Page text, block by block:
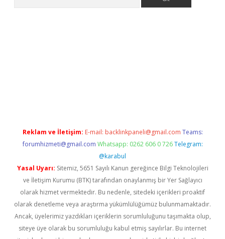
Reklam ve İletişim: E-mail: backlinkpaneli@gmail.com Teams:
forumhizmeti@gmail.com Whatsapp: 0262 606 0 726 Telegram:
@karabul
Yasal Uyarı: Sitemiz, 5651 Sayılı Kanun gereğince Bilgi Teknolojileri
ve İletişim Kurumu (BTK) tarafından onaylanmış bir Yer Sağlayıcı
olarak hizmet vermektedir. Bu nedenle, sitedeki içerikleri proaktif
olarak denetleme veya araştırma yükümlülüğümüz bulunmamaktadır.
Ancak, üyelerimiz yazdıkları içeriklerin sorumluluğunu taşımakta olup,
siteye üye olarak bu sorumluluğu kabul etmiş sayılırlar. Bu internet